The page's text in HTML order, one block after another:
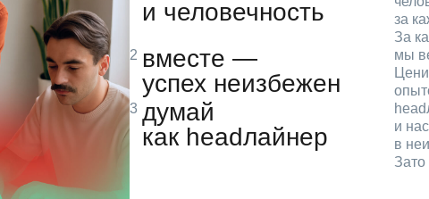
и человечность
за
За
вместе —
успех неизбежен
мы
думай
как headлайнер
и
в
Зато